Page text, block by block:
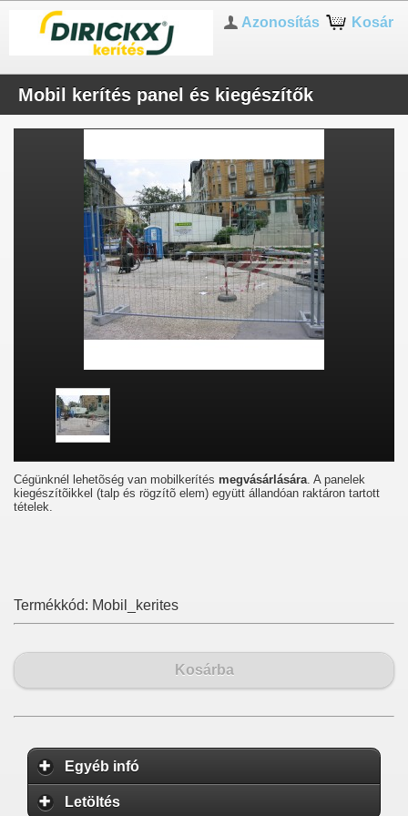
Kosár
Azonosítás
Mobil kerítés panel és kiegészítők
Cégünknél lehetõség van mobilkerítés megvásárlására . A panelek
kiegészítõikkel (talp és rögzítõ elem) együtt állandóan raktáron tartott
tételek.
Termékkód: Mobil_kerites
Kosárba
Egyéb infó
Letöltés